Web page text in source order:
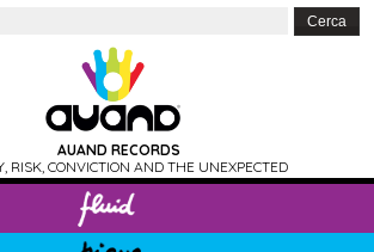
AUAND RECORDS
RISK, CONVICTION AND THE UNEXPECTED